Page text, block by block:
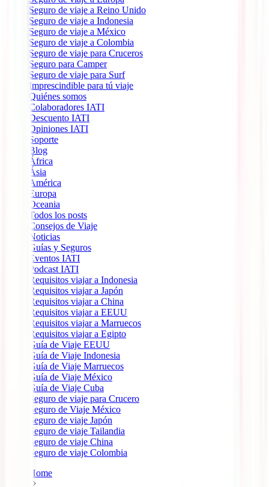
Seguro de viaje a Reino Unido
Seguro de viaje a Indonesia
Seguro de viaje a México
Seguro de viaje a Colombia
Seguro de viaje para Cruceros
Seguro para Camper
Seguro de viaje para Surf
Imprescindible para tú viaje
Quiénes somos
Colaboradores IATI
Descuento IATI
Opiniones IATI
Soporte
Blog
África
Ásia
América
Europa
Oceania
Todos los posts
Consejos de Viaje
Noticias
Guías y Seguros
Eventos IATI
Podcast IATI
Requisitos viajar a Indonesia
Requisitos viajar a Japón
Requisitos viajar a China
Requisitos viajar a EEUU
Requisitos viajar a Marruecos
Requisitos viajar a Egipto
Guía de Viaje EEUU
Guía de Viaje Indonesia
Guía de Viaje Marruecos
Guía de Viaje México
Guía de Viaje Cuba
Seguro de viaje para Crucero
Seguro de Viaje México
Seguro de viaje Japón
Seguro de viaje Tailandia
Seguro de viaje China
Seguro de viaje Colombia
Home